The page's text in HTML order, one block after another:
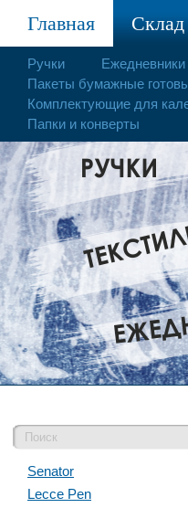
Главная Склад
Ручки Ежедневники
Пакеты бумажные
Комплектующие для
Папки и конверты
Senator
Lecce Pen